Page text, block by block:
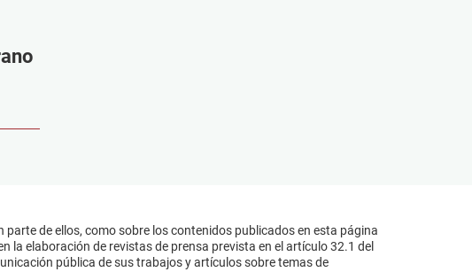
de ellos, como sobre los contenidos publicados en esta página
la elaboración de revistas de prensa prevista en el artículo 32.1 del
pública de sus trabajos y artículos sobre temas de